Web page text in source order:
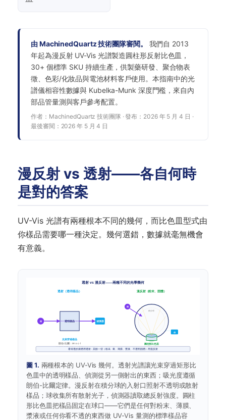
由 MachinedQuartz 技術團隊審閱。
我們自 2013
年起為漫反射 UV-Vis 光譜製造圓柱形反射比色皿，
30+ 個標準 SKU 持續生產，供製藥研發、聚合物表
徵、色彩/化妝品與電池材料客戶使用。本指南中的光
譜儀相容性數據與 Kubelka-Munk 深度門檻，來自內
部品管量測與客戶參考配置。
作者：MachinedQuartz 技術團隊 · 發布：2026 年 5 月 4 日 ·
最後審閱：2026 年 5 月 4 日
漫反射 vs 透射——各自何時
是對的答案
UV-Vis 光譜有兩種根本不同的幾何，而比色皿型式由
你樣品需要哪一種決定。幾何選錯，數據就毫無機會
有意義。
透射 vs 漫反射——兩種不同的光學幾何
透射（透明樣品）
燈 透明樣品 偵測器
光束穿過樣品
朗伯-比爾：A = ε·c·l
矩形比色皿 · 10 mm 光程
漫反射（粉末、固體）
積分球
圓柱形比色皿
不透明粉末/固體
燈
偵
看得透的液體用透射 · 其餘一切（粉末、膏、薄膜、漿液、不透明固體）用漫反射
圖 1. 兩種根本的 UV-Vis 幾何。透射光譜讓光束穿過矩形比
色皿中的透明樣品、偵測從另一側射出的東西；吸光度遵循
朗伯-比爾定律。漫反射在積分球的入射口照射不透明或散射
樣品；球收集所有散射光子，偵測器讀取總反射強度。圓柱
形比色皿把樣品固定在球口——它們是任何對粉末、薄膜、
漿液或任何你看不透的東西做 UV-Vis 量測的標準樣品容